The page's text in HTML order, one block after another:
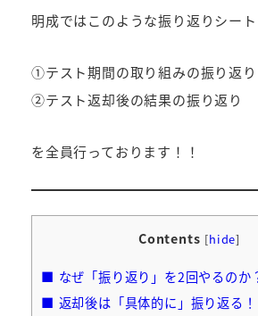
明成ではこのような振り返りシート
①テスト期間の取り組みの振り返り
②テスト返却後の結果の振り返り
を全員行っております！！
Contents [hide]
■ なぜ「振り返り」を2回やるのか
■ 返却後は「具体的に」振り返る！